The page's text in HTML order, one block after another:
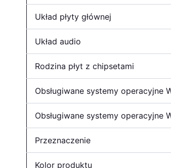
Układ płyty głównej
Układ audio
Rodzina płyt z chipsetami
Obsługiwane systemy operacyjne
Obsługiwane systemy operacyjne
Przeznaczenie
Kolor produktu